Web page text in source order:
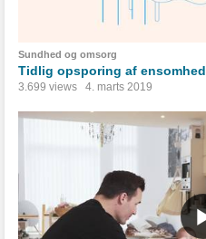
Sundhed og omsorg
Tidlig opsporing af ensomhed
3.699 views 4. marts 2019